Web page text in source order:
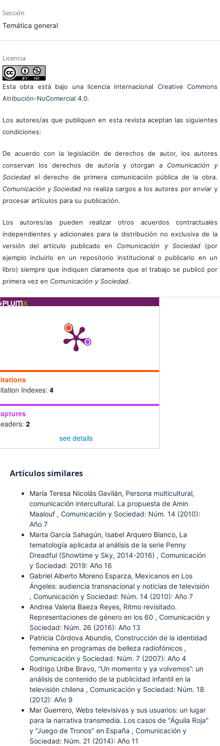
Sección
Temática general
Licencia
Esta obra está bajo una licencia internacional Creative Commons
Atribución-NoComercial 4.0.
Los autores/as que publiquen en esta revista aceptan las siguientes
condiciones:
De acuerdo con la legislación de derechos de autor, los autores
conservan los derechos de autoría y otorgan a Comunicación y
Sociedadel derecho de primera comunicación pública de la obra.
Comunicación y Sociedad no realiza cargos a los autores por enviar y
procesar artículos para su publicación.
Los autores/as pueden realizar otros acuerdos contractuales
independientes y adicionales para la distribución no exclusiva de la
versión del artículo publicado en Comunicación y Sociedad(por
ejemplo incluirlo en un repositorio institucional o publicarlo en un
libro) siempre que indiquen claramente que el trabajo se publicó por
primera vez en Comunicación y Sociedad.
Indexes: 4
2
see details
Artículos similares
María Teresa Nicolás Gavilán, Persona multicultural,
comunicación intercultural. La propuesta de Amin
Maalouf , Comunicación y Sociedad: Núm. 14 (2010):
Año 7
Marta García Sahagún, Isabel Arquero Blanco, La
tematología aplicada al análisis de la serie Penny
Dreadful (Showtime y Sky, 2014-2016) , Comunicación
y Sociedad: 2019: Año 16
Gabriel Alberto Moreno Esparza, Mexicanos en Los
Ángeles: audiencia transnacional y noticias de televisión
, Comunicación y Sociedad: Núm. 14 (2010): Año 7
Andrea Valeria Baeza Reyes, Ritmo revisitado.
Representaciones de género en los 60 , Comunicación y
Sociedad: Núm. 26 (2016): Año 13
Patricia Córdova Abundis, Construcción de la identidad
femenina en programas de belleza radiofónicos ,
Comunicación y Sociedad: Núm. 7 (2007): Año 4
Rodrigo Uribe Bravo, “Un momento y ya volvemos”: un
análisis de contenido de la publicidad infantil en la
televisión chilena , Comunicación y Sociedad: Núm. 18
(2012): Año 9
Mar Guerrero, Webs televisivas y sus usuarios: un lugar
para la narrativa transmedia. Los casos de "Águila Roja"
y "Juego de Tronos" en España , Comunicación y
Sociedad: Núm. 21 (2014): Año 11